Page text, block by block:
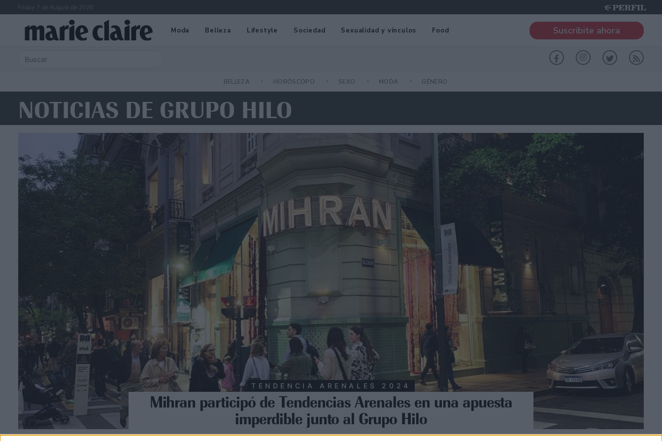
Friday 7 de August de 2026
Moda Belleza Lifestyle Sociedad Sexualidad y vínculos Food Suscribite ahora
BELLEZA HORÓSCOPO SEXO MODA GÉNERO
NOTICIAS DE GRUPO HILO
TENDENCIA ARENALES 2024
Mihran participó de Tendencias Arenales en una apuesta
imperdible junto al Grupo Hilo